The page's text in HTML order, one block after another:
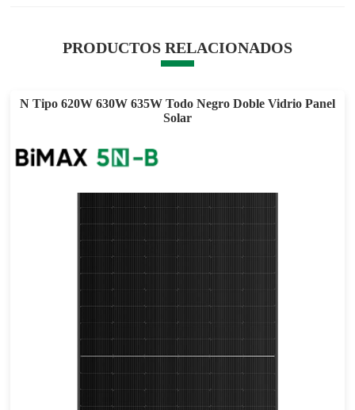
PRODUCTOS RELACIONADOS
N Tipo 620W 630W 635W Todo Negro Doble Vidrio Panel
Solar